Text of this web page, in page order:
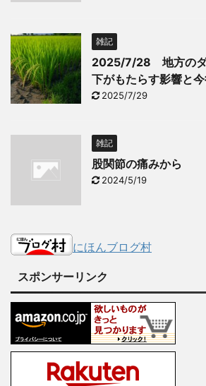
雑記
2025/7/28 地方のダ
下がもたらす影響と
2025/7/29
雑記
股関節の痛みから
2024/5/19
にほんブログ村
スポンサーリンク